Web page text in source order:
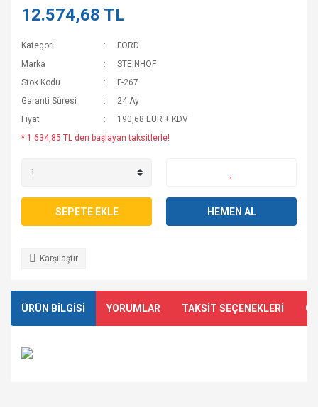
12.574,68 TL
Kategori
FORD
Marka
STEINHOF
Stok Kodu
F-267
Garanti Süresi
24 Ay
Fiyat
190,68 EUR + KDV
* 1.634,85 TL den başlayan taksitlerle!
SEPETE EKLE HEMEN AL
Karşılaştır
ÜRÜN BİLGİSİ YORUMLAR TAKSİT SEÇENEKLERİ